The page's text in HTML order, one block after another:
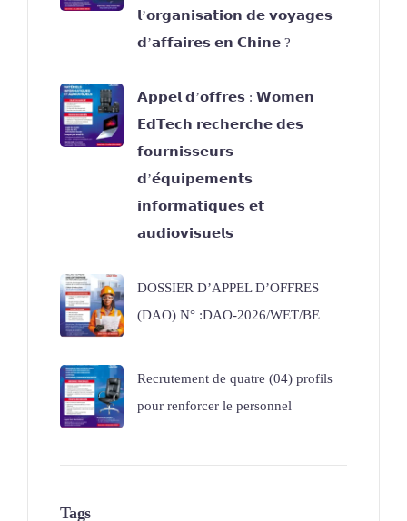
𝗹’𝗼𝗿𝗴𝗮𝗻𝗶𝘀𝗮𝘁𝗶𝗼𝗻 𝗱𝗲 𝘃𝗼𝘆𝗮𝗴𝗲𝘀
𝗱’𝗮𝗳𝗳𝗮𝗶𝗿𝗲𝘀 𝗲𝗻 𝗖𝗵𝗶𝗻𝗲 ?
𝗔𝗽𝗽𝗲𝗹 𝗱’𝗼𝗳𝗳𝗿𝗲𝘀 : 𝗪𝗼𝗺𝗲𝗻
𝗘𝗱𝗧𝗲𝗰𝗵 𝗿𝗲𝗰𝗵𝗲𝗿𝗰𝗵𝗲 𝗱𝗲𝘀
𝗳𝗼𝘂𝗿𝗻𝗶𝘀𝘀𝗲𝘂𝗿𝘀
𝗱’𝗲́𝗾𝘂𝗶𝗽𝗲𝗺𝗲𝗻𝘁𝘀
𝗶𝗻𝗳𝗼𝗿𝗺𝗮𝘁𝗶𝗾𝘂𝗲𝘀 𝗲𝘁
𝗮𝘂𝗱𝗶𝗼𝘃𝗶𝘀𝘂𝗲𝗹𝘀
DOSSIER D’APPEL D’OFFRES
(DAO) N° :DAO-2026/WET/BE
Recrutement de quatre (04) profils
pour renforcer le personnel
Tags